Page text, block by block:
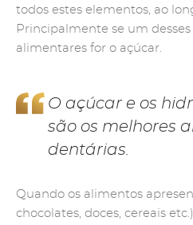
todos estes elementos, ao
Principalmente se um
alimentares for o açúcar.
O açúcar e os
são os melhores
dentárias.
Quando os alimentos
chocolates, doces, cereais